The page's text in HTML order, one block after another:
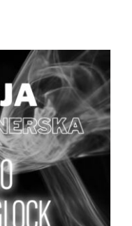
SZCZEGÓŁY